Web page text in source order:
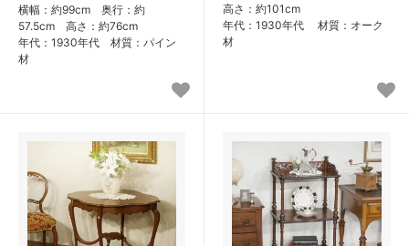
横幅：約99cm 奥行：約
57.5cm 高さ：約76cm
年代：1930年代 材質：パイン
材
高さ：約101cm
年代：1930年代 材質：オーク
材